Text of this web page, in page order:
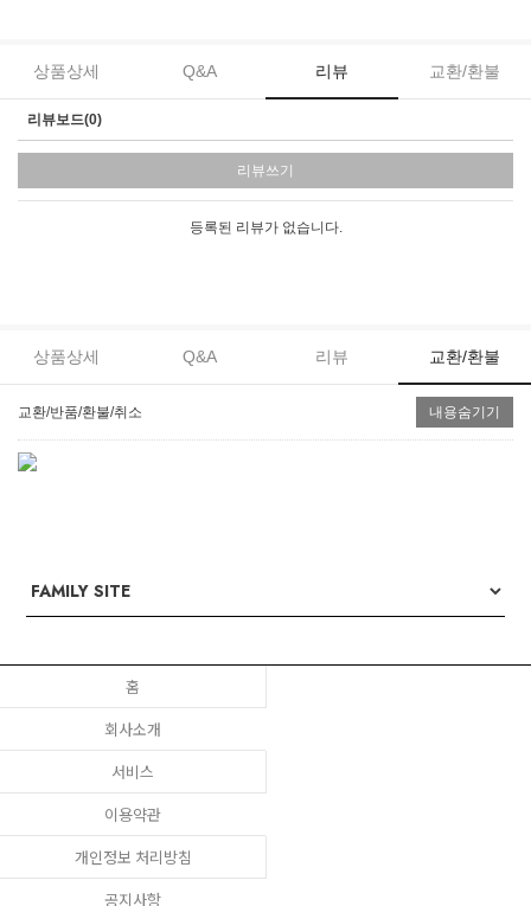
상품상세 Q&A 리뷰 교환/환불
리뷰보드(0)
리뷰쓰기
등록된 리뷰가 없습니다.
상품상세 Q&A 리뷰 교환/환불
교환/반품/환불/취소 내용숨기기
홈
회사소개
서비스
이용약관
개인정보 처리방침
공지사항